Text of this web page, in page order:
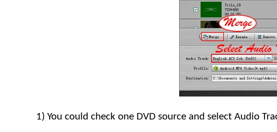
1) You could check one DVD source and select Audio